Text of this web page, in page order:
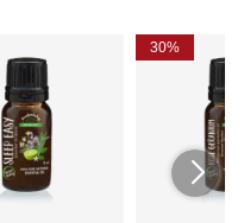
30%